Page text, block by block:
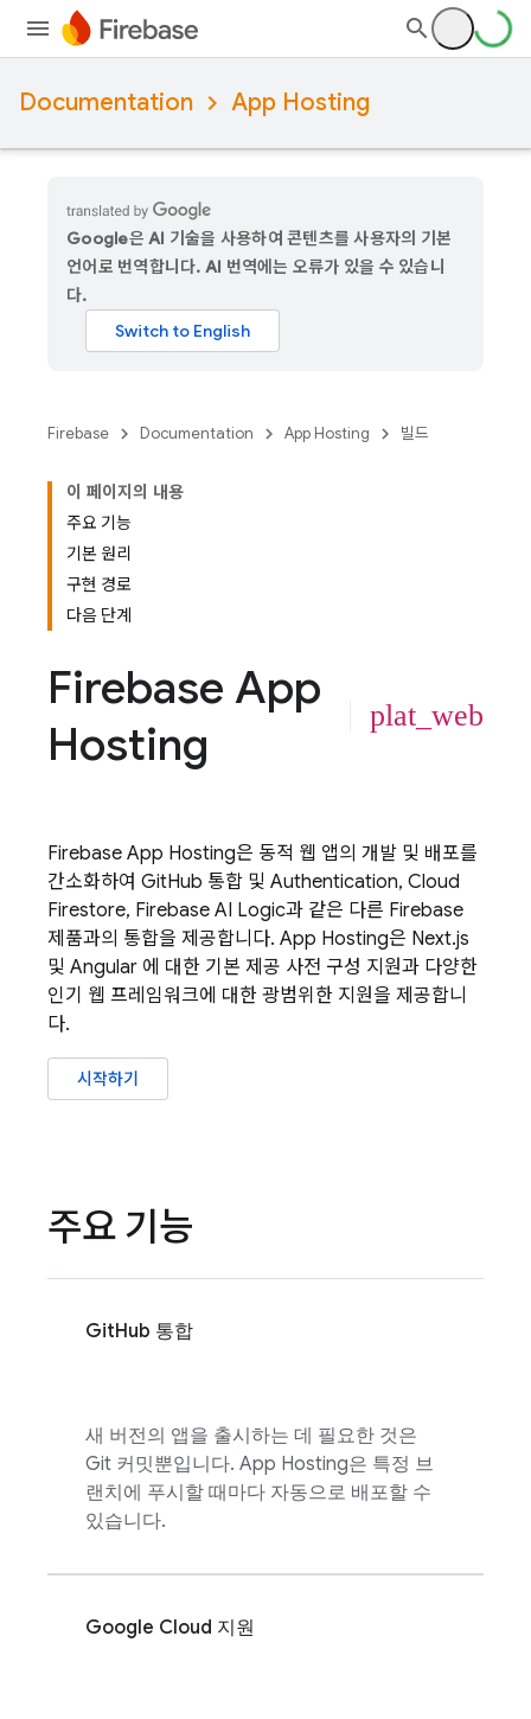
Documentation App Hosting
Google은 AI 기술을 사용하여 콘텐츠를 사용자의 기본
언어로 번역합니다. AI 번역에는 오류가 있을 수 있습니
다.
Firebase Documentation App Hosting 빌드
이 페이지의 내용
주요 기능
기본 원리
구현 경로
다음 단계
Firebase App
Hosting
plat_web
Firebase App Hosting은 동적 웹 앱의 개발 및 배포를
간소화하여 GitHub 통합 및 Authentication, Cloud
Firestore, Firebase AI Logic과 같은 다른 Firebase
제품과의 통합을 제공합니다. App Hosting은 Next.js
및 Angular 에 대한 기본 제공 사전 구성 지원과 다양한
인기 웹 프레임워크에 대한 광범위한 지원을 제공합니
다.
시작하기
주요 기능
GitHub 통합
새 버전의 앱을 출시하는 데 필요한 것은
Git 커밋뿐입니다. App Hosting은 특정 브
랜치에 푸시할 때마다 자동으로 배포할 수
있습니다.
Google Cloud 지원